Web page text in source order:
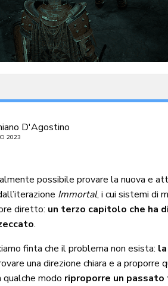
D'Agostino
2023
possibile provare la nuova e
Immortal, i cui sistemi di
diretto: un terzo capitolo che ha
.
finta che il problema non esista:
una direzione chiara e a
modo riproporre un